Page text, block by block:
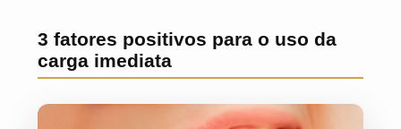
3 fatores positivos para o uso da
carga imediata